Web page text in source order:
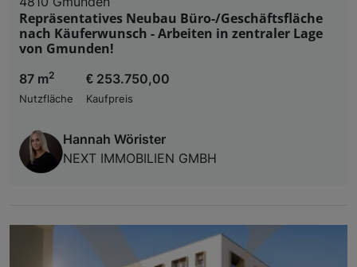
Repräsentatives Neubau Büro-/Geschäftsfläche
nach Käuferwunsch - Arbeiten in zentraler Lage
von Gmunden!
87 m2
Nutzfläche
€ 253.750,00
Kaufpreis
Hannah Wörister
NEXT IMMOBILIEN GMBH